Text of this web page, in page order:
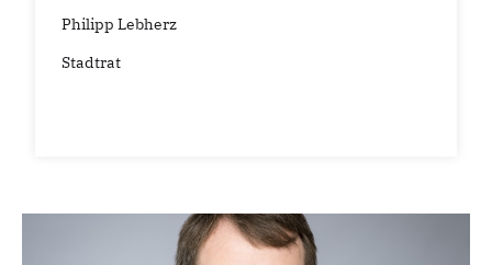
Philipp Lebherz
Stadtrat